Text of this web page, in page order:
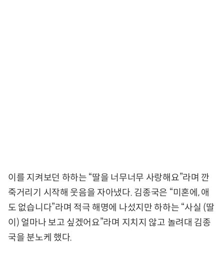
이를 지켜보던 하하는 “딸을 너무너무 사랑해요”라며 깐
죽거리기 시작해 웃음을 자아냈다. 김종국은 “미혼에, 애
도 없습니다”라며 적극 해명에 나섰지만 하하는 “사실 (딸
이) 얼마나 보고 싶겠어요”라며 지치지 않고 놀려대 김종
국을 분노케 했다.